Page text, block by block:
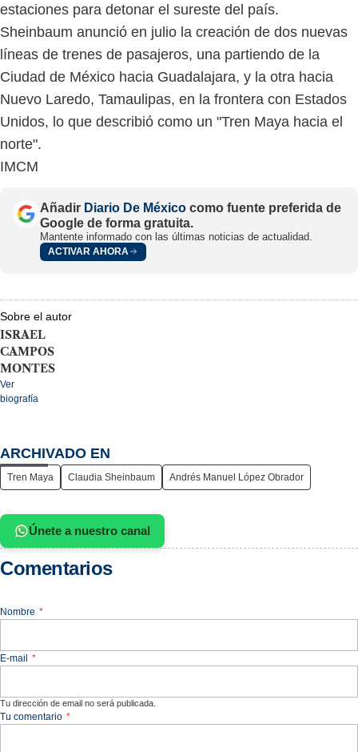
estaciones para detonar el sureste del país.
Sheinbaum anunció en julio la creación de dos nuevas
líneas de trenes de pasajeros, una partiendo de la
Ciudad de México hacia Guadalajara, y la otra hacia
Nuevo Laredo, Tamaulipas, en la frontera con Estados
Unidos, lo que describió como un "Tren Maya hacia el
norte".
IMCM
Añadir Diario De México como fuente preferida de
Google de forma gratuita.
Mantente informado con las últimas noticias de actualidad.
ACTIVAR AHORA
Sobre el autor
ISRAEL
CAMPOS
MONTES
Ver
biografía
ARCHIVADO EN
Tren Maya Claudia Sheinbaum Andrés Manuel López Obrador
Únete a nuestro canal
Comentarios
Nombre *
E-mail *
Tu dirección de email no será publicada.
Tu comentario *